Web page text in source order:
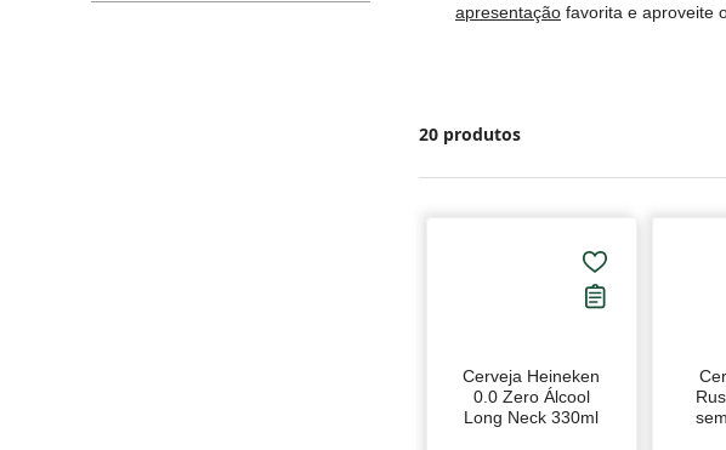
aproveite o melhor que essa
20 produtos
Cerveja Heineken
0.0 Zero Álcool
Long Neck 330ml